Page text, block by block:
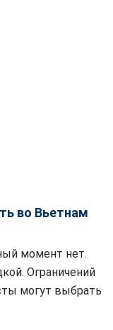
во Вьетнам
момент нет.
Ограничений
могут выбрать